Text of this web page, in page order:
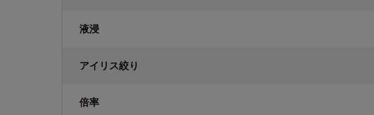
液浸
アイリス絞り
倍率